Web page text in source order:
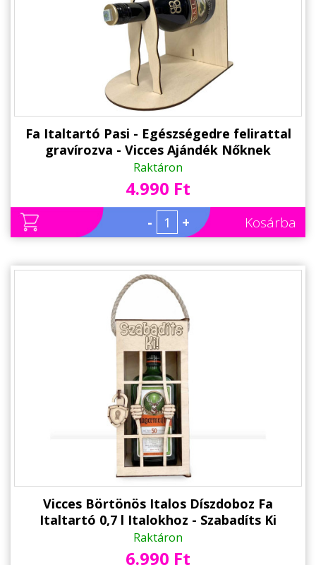
Fa Italtartó Pasi - Egészségedre felirattal
gravírozva - Vicces Ajándék Nőknek
Raktáron
4.990 Ft
- + Kosárba
Vicces Börtönös Italos Díszdoboz Fa
Italtartó 0,7 l Italokhoz - Szabadíts Ki
felirattal Gravírozva - 37,5 x 12,5 x 15 cm
Raktáron
6.990 Ft